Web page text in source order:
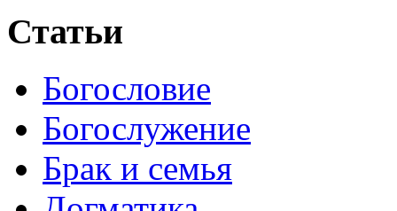
Статьи
Богословие
Богослужение
Брак и семья